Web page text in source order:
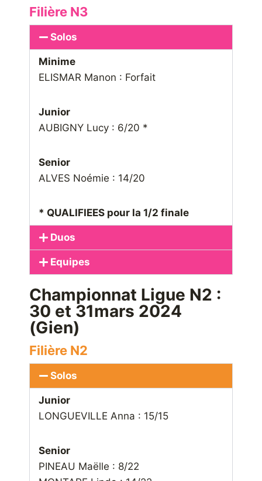
Filière N3
Solos
Minime
ELISMAR Manon : Forfait
Junior
AUBIGNY Lucy : 6/20 *
Senior
ALVES Noémie : 14/20
* QUALIFIEES pour la 1/2 finale
Duos
Equipes
Championnat Ligue N2 :
30 et 31mars 2024
(Gien)
Filière N2
Solos
Junior
LONGUEVILLE Anna : 15/15
Senior
PINEAU Maëlle : 8/22